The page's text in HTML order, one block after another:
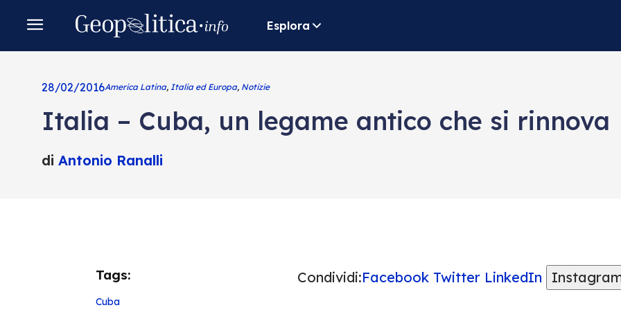
Esplora
28/02/2016America Latina, Italia ed Europa, Notizie
Italia – Cuba, un legame antico che si rinnova
di Antonio Ranalli
Tags:
Cuba
Condividi:Facebook Twitter LinkedIn